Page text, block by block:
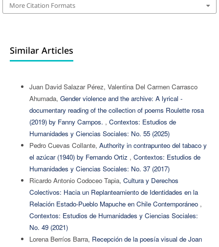
More Citation Formats
Similar Articles
Juan David Salazar Pérez, Valentina Del Carmen Carrasco
Ahumada, Gender violence and the archive: A lyrical -
documentary reading of the collection of poems Roulette rosa
(2019) by Fanny Campos. , Contextos: Estudios de
Humanidades y Ciencias Sociales: No. 55 (2025)
Pedro Cuevas Collante, Authority in contrapunteo del tabaco y
el azúcar (1940) by Fernando Ortiz , Contextos: Estudios de
Humanidades y Ciencias Sociales: No. 37 (2017)
Ricardo Antonio Codoceo Tapia, Cultura y Derechos
Colectivos: Hacia un Replanteamiento de Identidades en la
Relación Estado-Pueblo Mapuche en Chile Contemporáneo ,
Contextos: Estudios de Humanidades y Ciencias Sociales:
No. 49 (2021)
Lorena Berríos Barra, Recepción de la poesía visual de Joan